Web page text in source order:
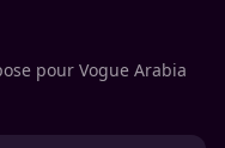
pour Vogue Arabia